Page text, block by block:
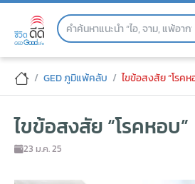
Skip
ไขข้อสงสัย “โรคหอบ" -
GED ภูมิแพ้คลับ ไขข้อสงสัย “โรคห
ไขข้อสงสัย “โรคหอบ”
23 ม.ค. 25